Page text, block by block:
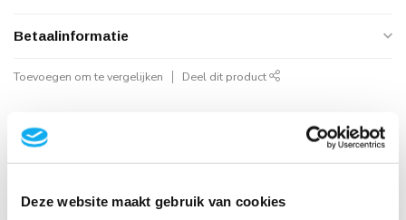
Deze website maakt gebruik van cookies
Betaalinformatie
Toevoegen om te vergelijken Deel dit product
Snelle Levering
B2B Op rekening betalen